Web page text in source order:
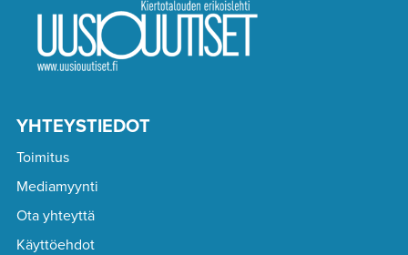
YHTEYSTIEDOT
Toimitus
Mediamyynti
Ota yhteyttä
Käyttöehdot